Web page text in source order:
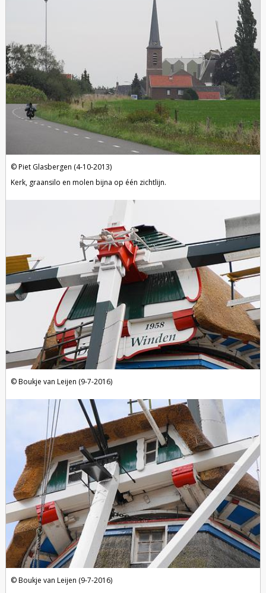
Piet Glasbergen (4-10-2013)
Kerk, graansilo en molen bijna op één zichtlijn.
Boukje van Leijen (9-7-2016)
Boukje van Leijen (9-7-2016)